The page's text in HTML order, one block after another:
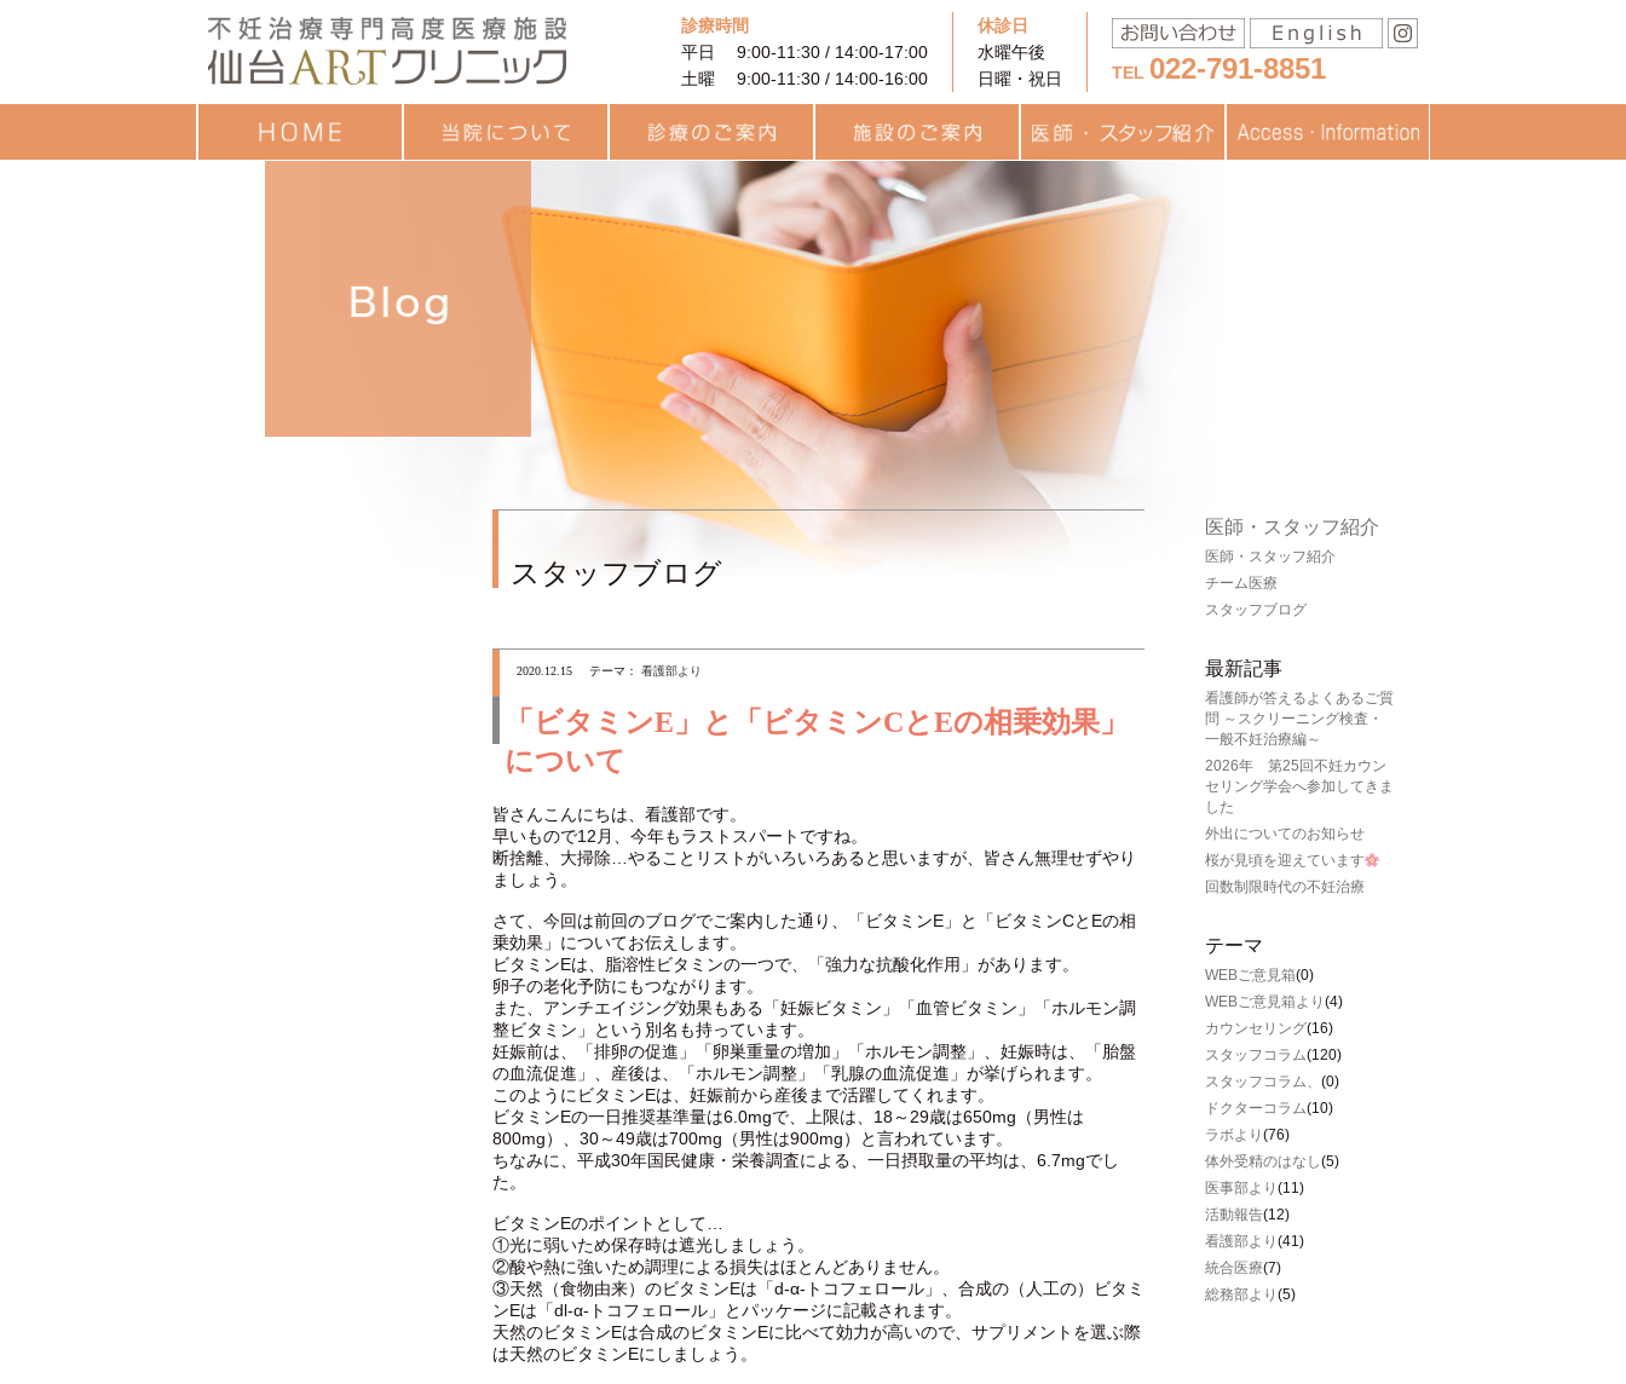
診療時間
平日 9:00-11:30 / 14:00-17:00
土曜 9:00-11:30 / 14:00-16:00
休診日
水曜午後
日曜・祝日
TEL 022-791-8851
一般不妊治療
高度生殖補助医療
卵子凍結
男性不妊外来
着床前遺伝学的検査
（PGT-A・SR）
PRP (多血小板血漿）を
用いた不妊治療
用語集
治療費用について
プレコンセプション検査 統合医療
レーザー治療
ヨガセラピー
リラティス
サプリメント
施設のご案内
待合ロビー
ARTフロア
ラボラトリー
統合治療関連
キッズルーム
医師・スタッフ紹介
医師・スタッフ紹介
チーム医療
スタッフブログ
最新記事
看護師が答えるよくあるご質
問 ～スクリーニング検査・
一般不妊治療編～
2026年 第25回不妊カウン
セリング学会へ参加してきま
した
外出についてのお知らせ
桜が見頃を迎えています
回数制限時代の不妊治療
テーマ
WEBご意見箱(0)
WEBご意見箱より (4)
カウンセリング(16)
スタッフコラム(120)
スタッフコラム、 (0)
ドクターコラム(10)
ラボより (76)
体外受精のはなし(5)
医事部より (11)
活動報告(12)
看護部より (41)
統合医療(7)
総務部より (5)
スタッフブログ
2020.12.15 テーマ： 看護部より
「ビタミンE」と「ビタミンCとEの相乗効果」
について
皆さんこんにちは、看護部です。
早いもので12月、今年もラストスパートですね。
断捨離、大掃除…やることリストがいろいろあると思いますが、皆さん無理せずやり
ましょう。
さて、今回は前回のブログでご案内した通り、「ビタミンE」と「ビタミンCとEの相
乗効果」についてお伝えします。
ビタミンEは、脂溶性ビタミンの一つで、「強力な抗酸化作用」があります。
卵子の老化予防にもつながります。
また、アンチエイジング効果もある「妊娠ビタミン」「血管ビタミン」「ホルモン調
整ビタミン」という別名も持っています。
妊娠前は、「排卵の促進」「卵巣重量の増加」「ホルモン調整」、妊娠時は、「胎盤
の血流促進」、産後は、「ホルモン調整」「乳腺の血流促進」が挙げられます。
このようにビタミンEは、妊娠前から産後まで活躍してくれます。
ビタミンEの一日推奨基準量は6.0mgで、上限は、18～29歳は650mg（男性は
800mg）、30～49歳は700mg（男性は900mg）と言われています。
ちなみに、平成30年国民健康・栄養調査による、一日摂取量の平均は、6.7mgでし
た。
ビタミンEのポイントとして…
①光に弱いため保存時は遮光しましょう。
②酸や熱に強いため調理による損失はほとんどありません。
③天然（食物由来）のビタミンEは「d-α-トコフェロール」、合成の（人工の）ビタミ
ンEは「dl-α-トコフェロール」とパッケージに記載されます。
天然のビタミンEは合成のビタミンEに比べて効力が高いので、サプリメントを選ぶ際
は天然のビタミンEにしましょう。